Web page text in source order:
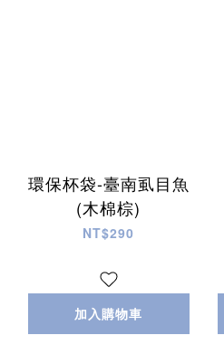
環保杯袋-臺南虱目魚
(木棉棕)
NT$290
加入購物車